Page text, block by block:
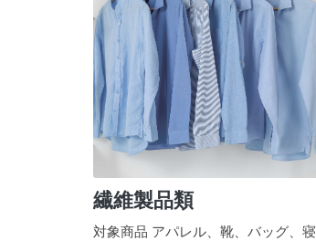
繊維製品類
対象商品 アパレル、靴、バッグ、寝